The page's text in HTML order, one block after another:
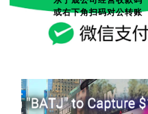
或右下角扫码对公转账